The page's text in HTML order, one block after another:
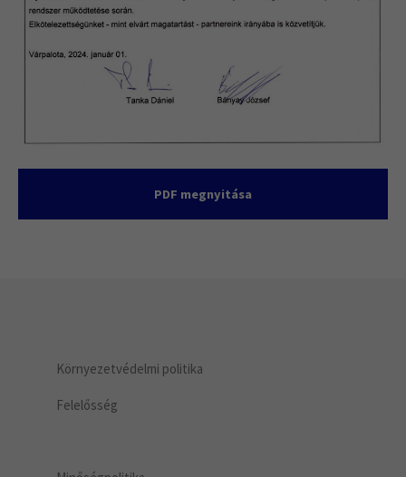
+44 1234 567 890
Drop us a line
info@yourdomain.com
Aenean commodo ligula eget dolor. Aenean massa. Cum
PDF megnyitása
Környezetvédelmi politika
Felelősség